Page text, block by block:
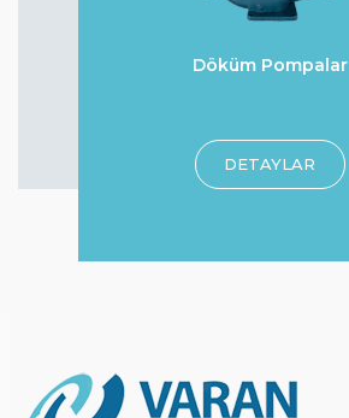
Döküm Pompalar
DETAYLAR